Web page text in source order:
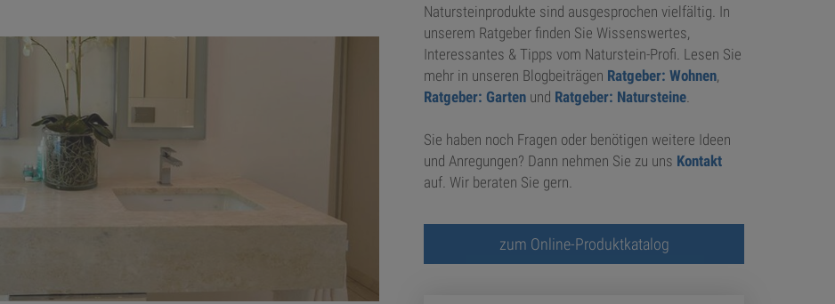
Natursteinprodukte sind ausgesprochen vielfältig. In
unserem Ratgeber finden Sie Wissenswertes,
Interessantes & Tipps vom Naturstein-Profi. Lesen Sie
mehr in unseren Blogbeiträgen Ratgeber: Wohnen,
Ratgeber: Garten und Ratgeber: Natursteine.
Sie haben noch Fragen oder benötigen weitere Ideen
und Anregungen? Dann nehmen Sie zu uns Kontakt
auf. Wir beraten Sie gern.
zum Online-Produktkatalog